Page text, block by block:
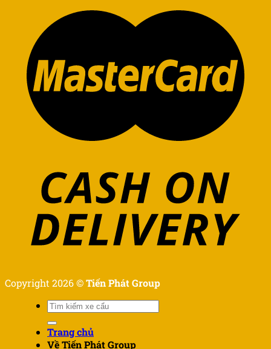
Copyright 2026 ©Tiến Phát Group
Tìm
Trang chủ
Về Tiến Phát Group